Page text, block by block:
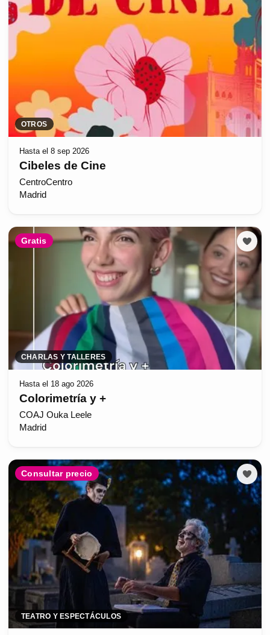
OTROS
Hasta el 8 sep 2026
Cibeles de Cine
CentroCentro
Madrid
Gratis
CHARLAS Y TALLERES
Hasta el 18 ago 2026
Colorimetría y +
COAJ Ouka Leele
Madrid
Consultar precio
TEATRO Y ESPECTÁCULOS